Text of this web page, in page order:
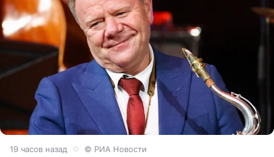
19 часов назад © РИА Новости